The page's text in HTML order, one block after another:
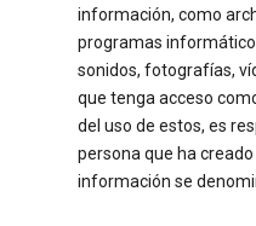
información, como
programas
sonidos, fotografías,
que tenga acceso
del uso de estos, es
persona que ha
información se